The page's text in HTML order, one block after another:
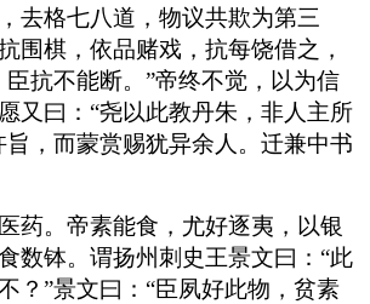
去格七八道，物议共欺为第三
围棋，依品赌戏，抗每饶借之，
臣抗不能断。”帝终不觉，以为信
又曰：“尧以此教丹朱，非人主所
旨，而蒙赏赐犹异余人。迁兼中书
药。帝素能食，尤好逐夷，以银
数钵。谓扬州刺史王景文曰：“此
？”景文曰：“臣夙好此物，贫素